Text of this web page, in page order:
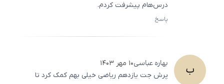
درس‌هام پیشرفت کردم.
پاسخ
ب بهارهعباسی۱۰ مهر ۱۴۰۳
پرش جت یازدهم ریاضی خیلی بهم کمک کرد تا